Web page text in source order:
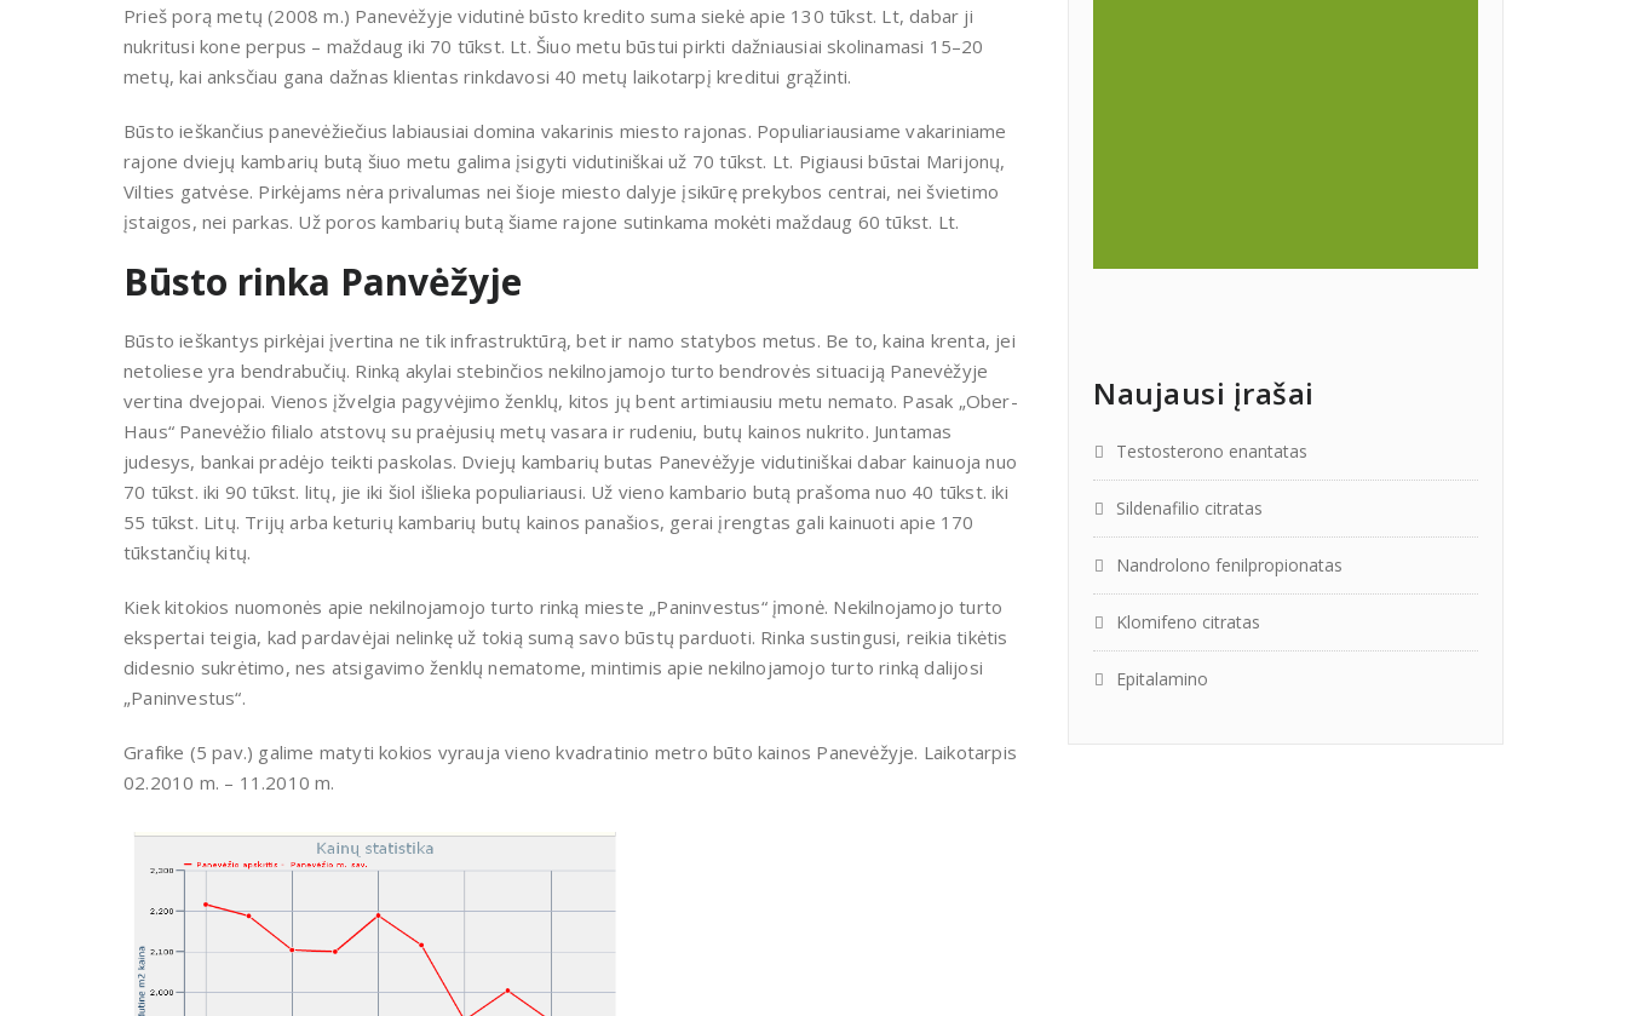
Prieš porą metų (2008 m.) Panevėžyje vidutinė būsto kredito suma siekė apie 130 tūkst. Lt, dabar ji
nukritusi kone perpus – maždaug iki 70 tūkst. Lt. Šiuo metu būstui pirkti dažniausiai skolinamasi 15–20
metų, kai anksčiau gana dažnas klientas rinkdavosi 40 metų laikotarpį kreditui grąžinti.
Būsto ieškančius panevėžiečius labiausiai domina vakarinis miesto rajonas. Populiariausiame vakariniame
rajone dviejų kambarių butą šiuo metu galima įsigyti vidutiniškai už 70 tūkst. Lt. Pigiausi būstai Marijonų,
Vilties gatvėse. Pirkėjams nėra privalumas nei šioje miesto dalyje įsikūrę prekybos centrai, nei švietimo
įstaigos, nei parkas. Už poros kambarių butą šiame rajone sutinkama mokėti maždaug 60 tūkst. Lt.
Būsto rinka Panvėžyje
Būsto ieškantys pirkėjai įvertina ne tik infrastruktūrą, bet ir namo statybos metus. Be to, kaina krenta, jei
netoliese yra bendrabučių. Rinką akylai stebinčios nekilnojamojo turto bendrovės situaciją Panevėžyje
vertina dvejopai. Vienos įžvelgia pagyvėjimo ženklų, kitos jų bent artimiausiu metu nemato. Pasak „Ober-
Haus“ Panevėžio filialo atstovų su praėjusių metų vasara ir rudeniu, butų kainos nukrito. Juntamas
judesys, bankai pradėjo teikti paskolas. Dviejų kambarių butas Panevėžyje vidutiniškai dabar kainuoja nuo
70 tūkst. iki 90 tūkst. litų, jie iki šiol išlieka populiariausi. Už vieno kambario butą prašoma nuo 40 tūkst. iki
55 tūkst. Litų. Trijų arba keturių kambarių butų kainos panašios, gerai įrengtas gali kainuoti apie 170
tūkstančių kitų.
Kiek kitokios nuomonės apie nekilnojamojo turto rinką mieste „Paninvestus“ įmonė. Nekilnojamojo turto
ekspertai teigia, kad pardavėjai nelinkę už tokią sumą savo būstų parduoti. Rinka sustingusi, reikia tikėtis
didesnio sukrėtimo, nes atsigavimo ženklų nematome, mintimis apie nekilnojamojo turto rinką dalijosi
„Paninvestus“.
Grafike (5 pav.) galime matyti kokios vyrauja vieno kvadratinio metro būto kainos Panevėžyje. Laikotarpis
02.2010 m. – 11.2010 m.
Naujausi įrašai
Testosterono enantatas
Sildenafilio citratas
Nandrolono fenilpropionatas
Klomifeno citratas
Epitalamino